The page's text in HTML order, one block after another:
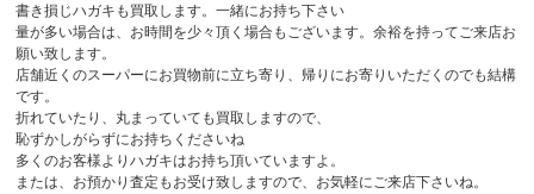
書き損じハガキも買取します。一緒にお持ち下さい
量が多い場合は、お時間を少々頂く場合もございます。余裕を持ってご来店お
願い致します。
店舗近くのスーパーにお買物前に立ち寄り、帰りにお寄りいただくのでも結構
です。
折れていたり、丸まっていても買取しますので、
恥ずかしがらずにお持ちくださいね
多くのお客様よりハガキはお持ち頂いていますよ。
または、お預かり査定もお受け致しますので、お気軽にご来店下さいね。